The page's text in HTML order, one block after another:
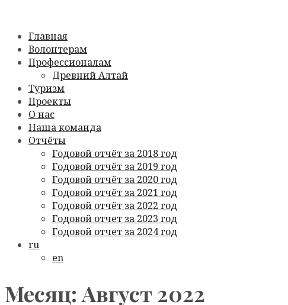
Главная
Волонтерам
Профессионалам
Древний Алтай
Туризм
Проекты
О нас
Наша команда
Отчёты
Годовой отчёт за 2018 год
Годовой отчёт за 2019 год
Годовой отчёт за 2020 год
Годовой отчёт за 2021 год
Годовой отчёт за 2022 год
Годовой отчет за 2023 год
Годовой отчет за 2024 год
ru
en
Месяц: Август 2022